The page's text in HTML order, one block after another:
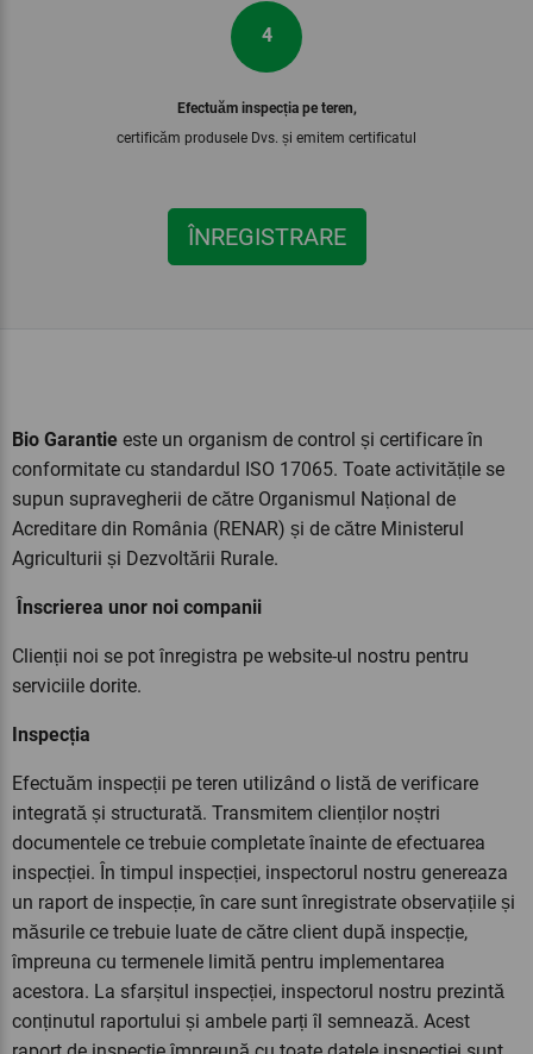
4
Efectuăm inspecția pe teren,
certificăm produsele Dvs. și emitem certificatul
ÎNREGISTRARE
Bio Garantie este un organism de control și certificare în
conformitate cu standardul ISO 17065. Toate activitățile se
supun supravegherii de către Organismul Național de
Acreditare din România (RENAR) și de către Ministerul
Agriculturii și Dezvoltării Rurale.
Înscrierea unor noi companii
Clienții noi se pot înregistra pe website-ul nostru pentru
serviciile dorite.
Inspecția
Efectuăm inspecții pe teren utilizând o listă de verificare
integrată și structurată. Transmitem clienților noștri
documentele ce trebuie completate înainte de efectuarea
inspecției. În timpul inspecției, inspectorul nostru genereaza
un raport de inspecție, în care sunt înregistrate observațiile și
măsurile ce trebuie luate de către client după inspecție,
împreuna cu termenele limită pentru implementarea
acestora. La sfarșitul inspecției, inspectorul nostru prezintă
conținutul raportului și ambele parți îl semnează. Acest